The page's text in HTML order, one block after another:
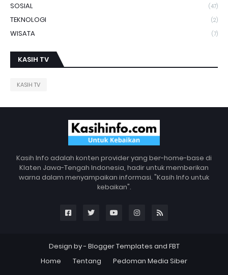
SOSIAL (47)
TEKNOLOGI (2)
WISATA (7)
KASIH TV
KASIH TV
Kasih Info adalah konten provider yang ber-home-base di
Klaten Jawa-Tengah Indonesia, hadir untuk memberikan
warna dalam menyampaikan informasi. "Kasih Info untuk
kebaikan".
Design by - Blogger Templates and FBT
Home
Tentang Pedoman Media Siber